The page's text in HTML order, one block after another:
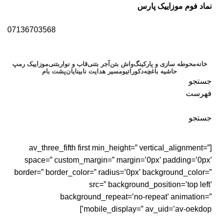
نماد فوم موزاییک پارس
07136703568
خانهمحوطه سازی و پارکینگواش بتن آجر بتنیقاب و نواربتنیموزاییک رمپ
حاشیه باغچهدکوراتیومسیر هدایت نابینایانپشت بام
جستجو
فهرست
جستجو
[av_three_fifth first min_height=” vertical_alignment=”
space=” custom_margin=” margin=’0px’ padding=’0px’
border=” border_color=” radius=’0px’ background_color=”
src=” background_position=’top left’
background_repeat=’no-repeat’ animation=”
mobile_display=” av_uid=’av-oekdop’]